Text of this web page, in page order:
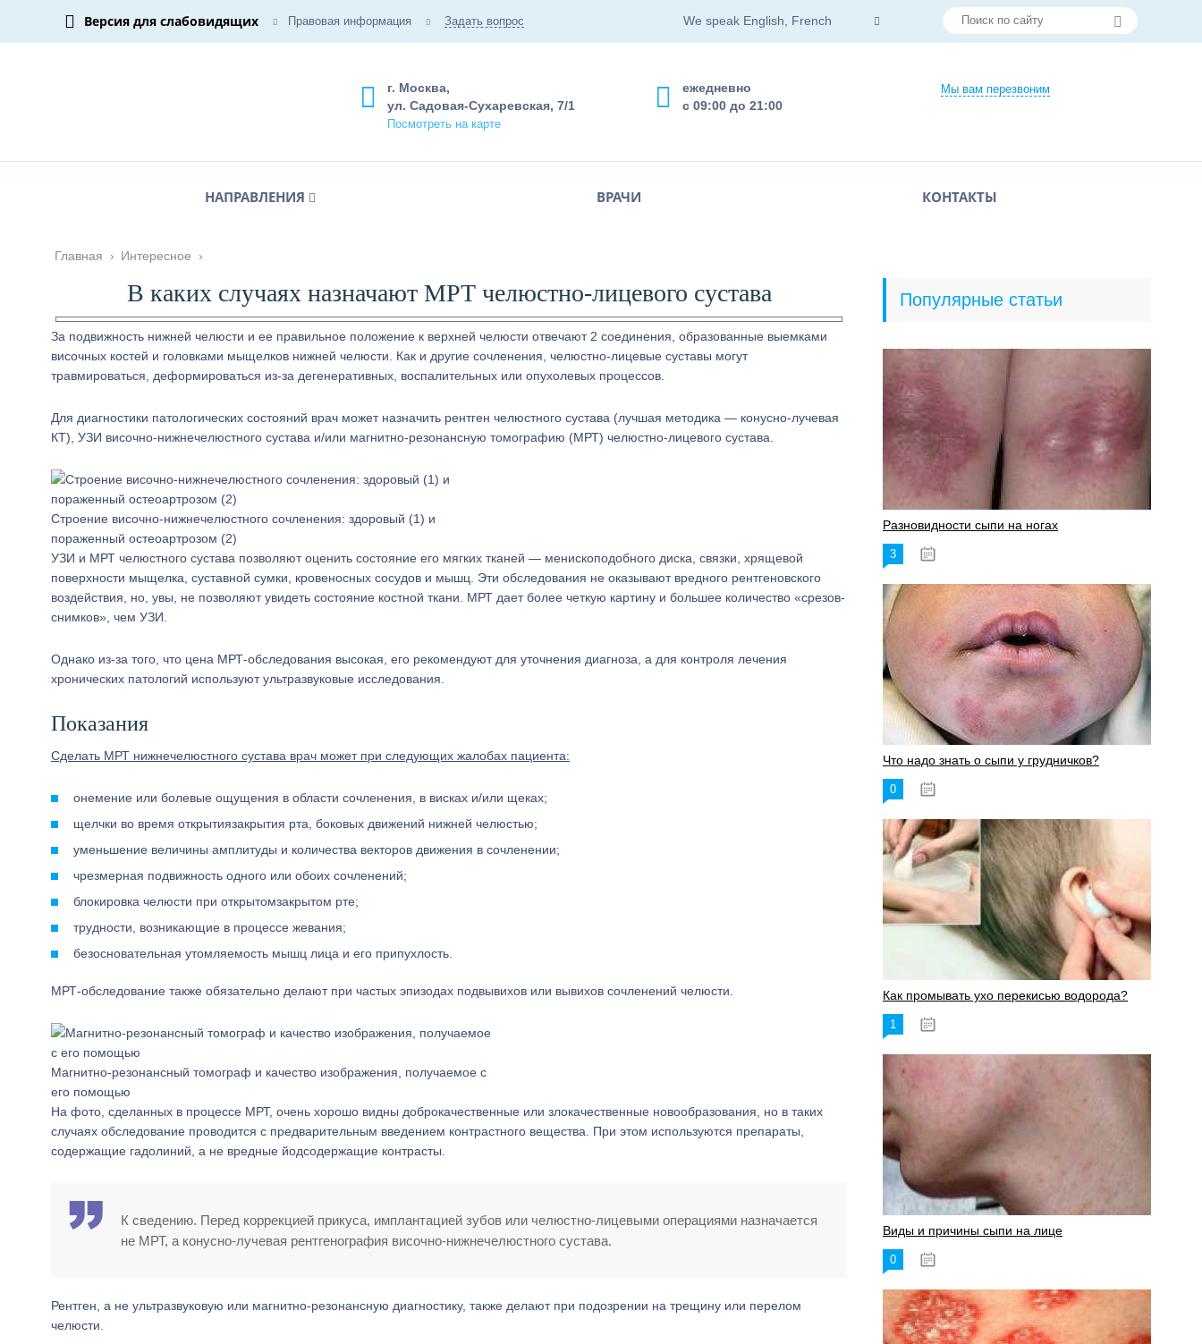
Версия для слабовидящих Правовая информация Задать вопрос We speak English, French
Мы вам перезвоним
ежедневно
с 09:00 до 21:00
г. Москва,
ул. Садовая-Сухаревская, 7/1
Посмотреть на карте
НАПРАВЛЕНИЯ ВРАЧИ КОНТАКТЫ
Главная › Интересное ›
В каких случаях назначают МРТ челюстно-лицевого сустава
За подвижность нижней челюсти и ее правильное положение к верхней челюсти отвечают 2 соединения, образованные выемками
височных костей и головками мыщелков нижней челюсти. Как и другие сочленения, челюстно-лицевые суставы могут
травмироваться, деформироваться из-за дегенеративных, воспалительных или опухолевых процессов.
Для диагностики патологических состояний врач может назначить рентген челюстного сустава (лучшая методика — конусно-лучевая
КТ), УЗИ височно-нижнечелюстного сустава и/или магнитно-резонансную томографию (МРТ) челюстно-лицевого сустава.
Строение височно-нижнечелюстного сочленения: здоровый (1) и
пораженный остеоартрозом (2)
УЗИ и МРТ челюстного сустава позволяют оценить состояние его мягких тканей — менископодобного диска, связки, хрящевой
поверхности мыщелка, суставной сумки, кровеносных сосудов и мышц. Эти обследования не оказывают вредного рентгеновского
воздействия, но, увы, не позволяют увидеть состояние костной ткани. МРТ дает более четкую картину и большее количество «срезов-
снимков», чем УЗИ.
Однако из-за того, что цена МРТ-обследования высокая, его рекомендуют для уточнения диагноза, а для контроля лечения
хронических патологий используют ультразвуковые исследования.
Показания
Сделать МРТ нижнечелюстного сустава врач может при следующих жалобах пациента:
онемение или болевые ощущения в области сочленения, в висках и/или щеках;
щелчки во время открытиязакрытия рта, боковых движений нижней челюстью;
уменьшение величины амплитуды и количества векторов движения в сочленении;
чрезмерная подвижность одного или обоих сочленений;
блокировка челюсти при открытомзакрытом рте;
трудности, возникающие в процессе жевания;
безосновательная утомляемость мышц лица и его припухлость.
МРТ-обследование также обязательно делают при частых эпизодах подвывихов или вывихов сочленений челюсти.
Магнитно-резонансный томограф и качество изображения, получаемое с
его помощью
На фото, сделанных в процессе МРТ, очень хорошо видны доброкачественные или злокачественные новообразования, но в таких
случаях обследование проводится с предварительным введением контрастного вещества. При этом используются препараты,
содержащие гадолиний, а не вредные йодсодержащие контрасты.
К сведению. Перед коррекцией прикуса, имплантацией зубов или челюстно-лицевыми операциями назначается
не МРТ, а конусно-лучевая рентгенография височно-нижнечелюстного сустава.
Рентген, а не ультразвуковую или магнитно-резонансную диагностику, также делают при подозрении на трещину или перелом
челюсти.
Популярные статьи
Разновидности сыпи на ногах
3
Что надо знать о сыпи у грудничков?
0
Как промывать ухо перекисью водорода?
1
Виды и причины сыпи на лице
0